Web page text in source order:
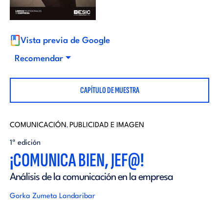
d
t
o
r
i
a
a
Vista previa de Google
Recomendar
CAPÍTULO DE MUESTRA
COMUNICACIÓN, PUBLICIDAD E IMAGEN
1ª edición
¡COMUNICA BIEN, JEF@!
Análisis de la comunicación en la empresa
Gorka Zumeta Landaribar